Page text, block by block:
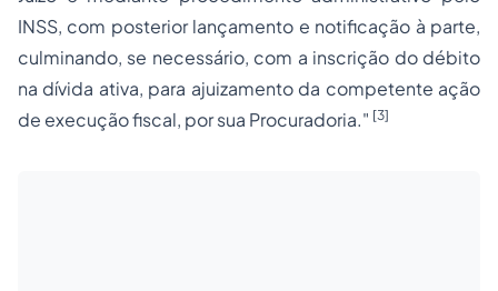
INSS, com posterior lançamento e notificação à parte,
culminando, se necessário, com a inscrição do débito
na dívida ativa, para ajuizamento da competente ação
de execução fiscal, por sua Procuradoria." [3]